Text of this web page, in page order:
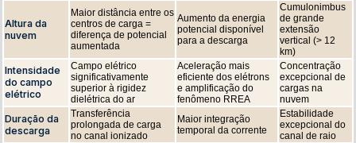
Altura da
nuvem
Maior distância entre os
centros de carga =
diferença de potencial
aumentada
Aumento da energia
potencial disponível
para a descarga
Cumulonimbus
de grande
extensão
vertical (> 12
km)
Intensidade
do campo
elétrico
Campo elétrico
significativamente
superior à rigidez
dielétrica do ar
Aceleração mais
eficiente dos elétrons
e amplificação do
fenômeno RREA
Concentração
excepcional de
cargas na
nuvem
Duração da
descarga
Transferência
prolongada de carga
no canal ionizado
Maior integração
temporal da corrente
Estabilidade
excepcional do
canal de raio